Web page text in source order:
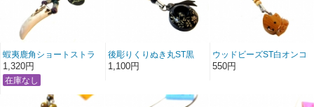
蝦夷鹿角ショートストラ
ップリング型緑紫玉
1,320円
後彫りくりぬき丸ST黒
1,100円
ウッドビーズST白オンコ
キツネ
550円